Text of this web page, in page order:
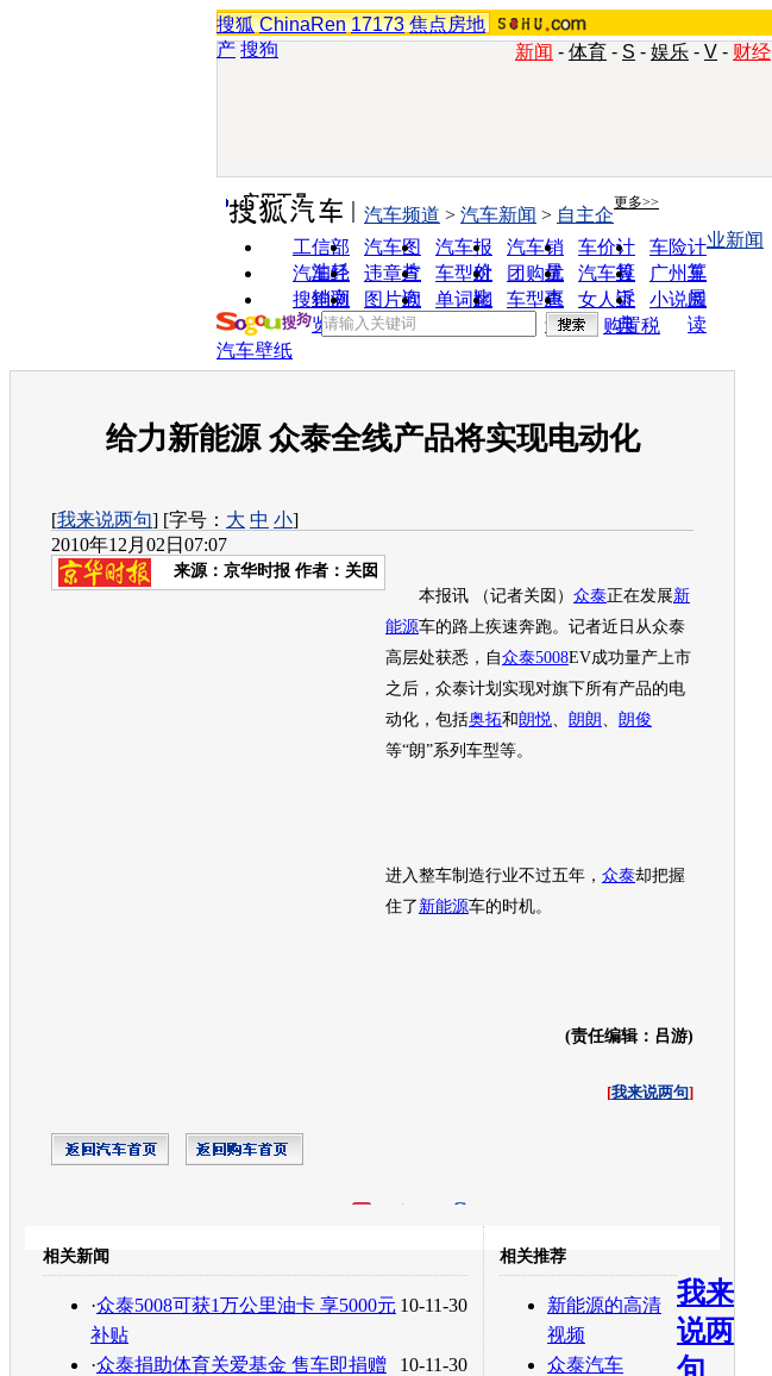
搜狐 ChinaRen 17173 焦点房地
产 搜狗 新闻 - 体育 - S - 娱乐 - V - 财经
实用工具 更多>>
工信部
油耗
汽车图
片
汽车报
价
汽车销
量
车价计
算
车险计
算
汽车经
销商
违章查
询
车型对
比
团购优
惠
汽车投
诉
广州车
展
搜狗浏
览器
图片欣
赏
单词翻
车型查
询
女人宝
典
小说阅
读
汽车频道 > 汽车新闻 > 自主企
业新闻
购置税
汽车壁纸
给力新能源 众泰全线产品将实现电动化
[我来说两句] [字号： 大 中 小]
2010年12月02日07:07
来源： 京华时报 作者：关囡
本报讯 （记者关囡） 众泰正在发展新
能源车的路上疾速奔跑。记者近日从众泰
高层处获悉，自众泰5008EV成功量产上市
之后， 众泰计划实现对旗下所有产品的电
动化，包括奥拓和 朗悦 朗朗
朗俊
等“朗”系列车型等。
进入整车制造行业不过五年， 众泰却把握
住了 新能源车的时机。
(责任编辑：吕游)
[我来说两句]
转发至： 白社会 百度i贴吧
相关新闻
10-11-30
·众泰5008可获1万公里油卡 享5000元
补贴
10-11-30
·众泰捐助体育关爱基金 售车即捐赠
相关推荐
新能源的高清
视频
众泰汽车
我来
说两
句